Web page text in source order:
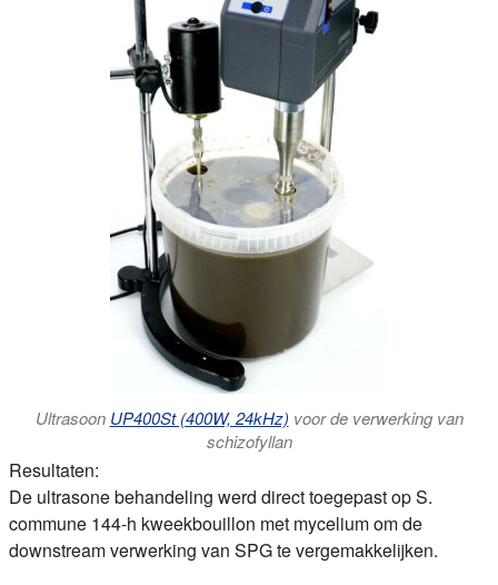
Ultrasoon UP400St (400W, 24kHz) voor de verwerking van
schizofyllan
Resultaten:
De ultrasone behandeling werd direct toegepast op S.
commune 144-h kweekbouillon met mycelium om de
downstream verwerking van SPG te vergemakkelijken.